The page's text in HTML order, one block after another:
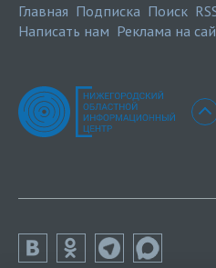
Главная Подписка Поиск
Написать нам Реклама на